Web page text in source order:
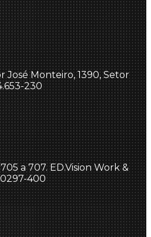
José Monteiro, 1390, Setor
230
a 707. ED.Vision Work &
400